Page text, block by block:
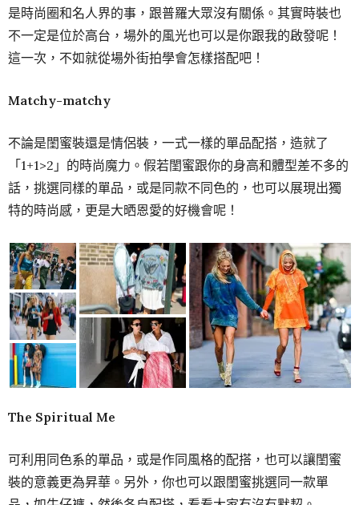
是時尚圈和名人界的事，跟普羅大眾沒有關係。其實時裝也
不一定是位於高台，場外的風光也可以是你跟我的啟發呢！
這一次，不如就從場外街拍學會怎樣搭配吧！
Matchy-matchy
不論是閨蜜裝還是情侶裝，一式一樣的單品配搭，造就了
「1+1>2」的時尚魔力。假若閨蜜跟你的身高和體型差不多的
話，挑選同樣的單品，或是同款不同色的，也可以展現出獨
特的時尚感，更是大晒恩愛的好機會呢！
The Spiritual Me
可利用同色系的單品，或是作同風格的配搭，也可以讓閨蜜
裝的意義更為昇華。另外，你也可以跟閨蜜挑選同一款單